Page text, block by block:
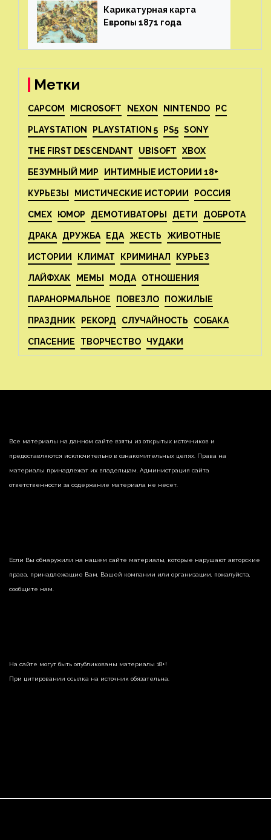
Карикатурная карта
Европы 1871 года⁠⁠
Метки
CAPCOM MICROSOFT NEXON NINTENDO PC
PLAYSTATION PLAYSTATION 5 PS5 SONY
THE FIRST DESCENDANT UBISOFT XBOX
БЕЗУМНЫЙ МИР ИНТИМНЫЕ ИСТОРИИ 18+
КУРЬЕЗЫ МИСТИЧЕСКИЕ ИСТОРИИ РОССИЯ
СМЕХ ЮМОР ДЕМОТИВАТОРЫ ДЕТИ ДОБРОТА
ДРАКА ДРУЖБА ЕДА ЖЕСТЬ ЖИВОТНЫЕ
ИСТОРИИ КЛИМАТ КРИМИНАЛ КУРЬЕЗ
ЛАЙФХАК МЕМЫ МОДА ОТНОШЕНИЯ
ПАРАНОРМАЛЬНОЕ ПОВЕЗЛО ПОЖИЛЫЕ
ПРАЗДНИК РЕКОРД СЛУЧАЙНОСТЬ СОБАКА
СПАСЕНИЕ ТВОРЧЕСТВО ЧУДАКИ
Все материалы на данном сайте взяты из открытых источников и
предоставляются исключительно в ознакомительных целях. Права на
материалы принадлежат их владельцам. Администрация сайта
ответственности за содержание материала не несет.
Если Вы обнаружили на нашем сайте материалы, которые нарушают авторские
права, принадлежащие Вам, Вашей компании или организации, пожалуйста,
сообщите нам.
На сайте могут быть опубликованы материалы 18+!
При цитировании ссылка на источник обязательна.